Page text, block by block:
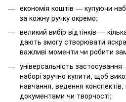
економія коштів — купуючи
за кожну ручку окремо;
великий вибір відтінків —
дають змогу створювати
важливі моменти чи робити
універсальність
наборі зручно купити, щоб
навчання, ведення
документами чи творчості;